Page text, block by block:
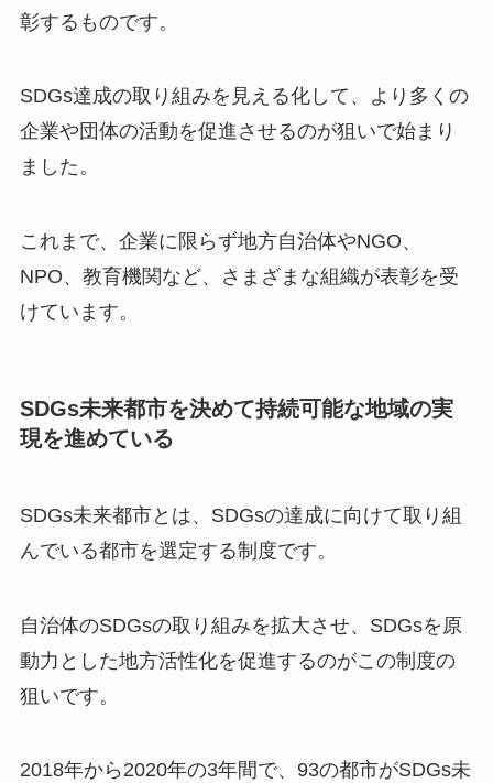
彰するものです。
SDGs達成の取り組みを見える化して、より多くの
企業や団体の活動を促進させるのが狙いで始まり
ました。
これまで、企業に限らず地方自治体やNGO、
NPO、教育機関など、さまざまな組織が表彰を受
けています。
SDGs未来都市を決めて持続可能な地域の実
現を進めている
SDGs未来都市とは、SDGsの達成に向けて取り組
んでいる都市を選定する制度です。
自治体のSDGsの取り組みを拡大させ、SDGsを原
動力とした地方活性化を促進するのがこの制度の
狙いです。
2018年から2020年の3年間で、93の都市がSDGs未